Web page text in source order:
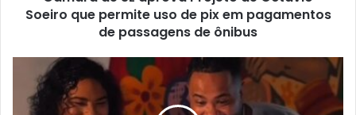
e
Soeiro que permite uso de pix em pagamentos
de passagens de ônibus